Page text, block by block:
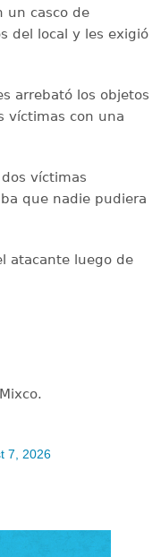
un casco de
del local y les exigió
arrebató los objetos
víctimas con una
víctimas
que nadie pudiera
atacante luego de
7, 2026